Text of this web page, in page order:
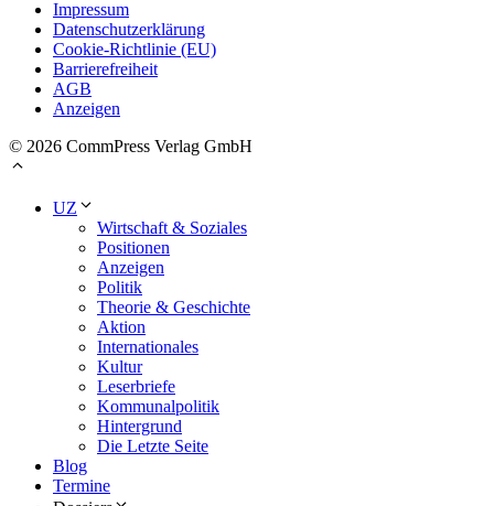
Impressum
Datenschutzerklärung
Cookie-Richtlinie (EU)
Barrierefreiheit
AGB
Anzeigen
© 2026 CommPress Verlag GmbH
UZ
Wirtschaft & Soziales
Positionen
Anzeigen
Politik
Theorie & Geschichte
Aktion
Internationales
Kultur
Leserbriefe
Kommunalpolitik
Hintergrund
Die Letzte Seite
Blog
Termine